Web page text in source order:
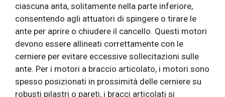
ciascuna anta, solitamente nella parte inferiore,
consentendo agli attuatori di spingere o tirare le
ante per aprire o chiudere il cancello. Questi motori
devono essere allineati correttamente con le
cerniere per evitare eccessive sollecitazioni sulle
ante. Per i motori a braccio articolato, i motori sono
spesso posizionati in prossimità delle cerniere su
robusti pilastri o pareti, i bracci articolati si